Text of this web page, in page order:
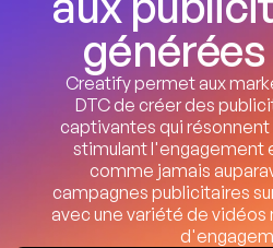
Creatify permet aux
DTC de créer des
captivantes qui résonnent
stimulant l'engagement
comme jamais
campagnes publicitaires
avec une variété de